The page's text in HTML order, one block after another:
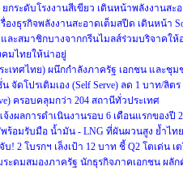
ยกระดับโรงงานสีเขียว เดินหน้าพลังงานส
รื่องธุรกิจพลังงานสะอาดเต็มสปีด เดินหน้า
ละสมาชิกบางจากกรีนไมลส์ร่วมบริจาคใ
คมไทยให้น่าอยู่
ะเทศไทย) ผนึกกำลังภาครัฐ เอกชน และ
จัดโปรเติมเอง (Self Serve) ลด 1 บาท/ลิ
ครอบคลุมกว่า 204 สถานีทั่วประเทศ
งผลการดำเนินงานรอบ 6 เดือนแรกของปี
พร้อมรับมือ น้ำมัน - LNG ที่ผันผวนสูง ย้ำไท
บ! 2 โบรกฯ เล็งเป้า 12 บาท ชี้ Q2 โตเด่น
ระดมสมองภาครัฐ นักธุรกิจภาคเอกชน ผ